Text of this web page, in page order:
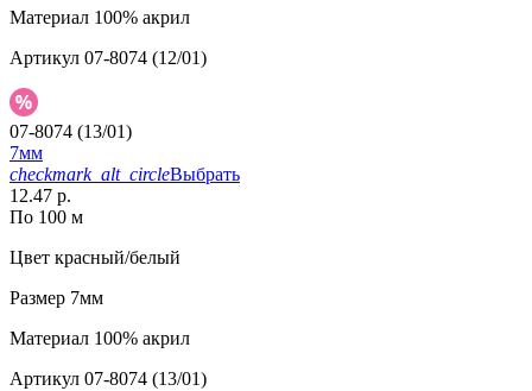
Материал 100% акрил
Артикул 07-8074 (12/01)
07-8074 (13/01)
7мм
checkmark_alt_circleВыбрать
12.47 р.
По 100 м
Цвет красный/белый
Размер 7мм
Материал 100% акрил
Артикул 07-8074 (13/01)